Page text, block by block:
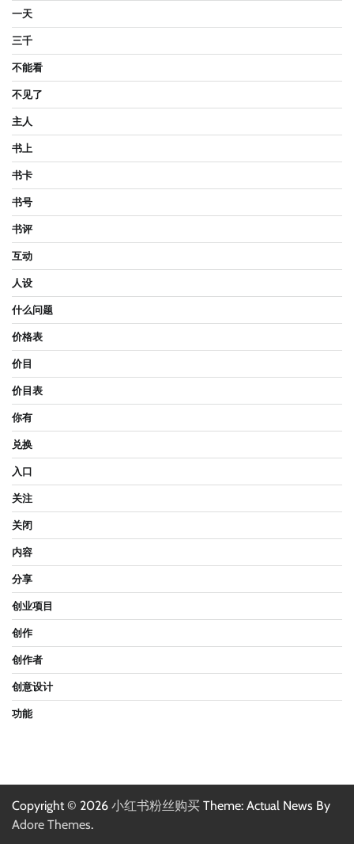
一天
三千
不能看
不见了
主人
书上
书卡
书号
书评
互动
人设
什么问题
价格表
价目
价目表
你有
兑换
入口
关注
关闭
内容
分享
创业项目
创作
创作者
创意设计
功能
Copyright © 2026 小红书粉丝购买 Theme: Actual News By
Adore Themes.